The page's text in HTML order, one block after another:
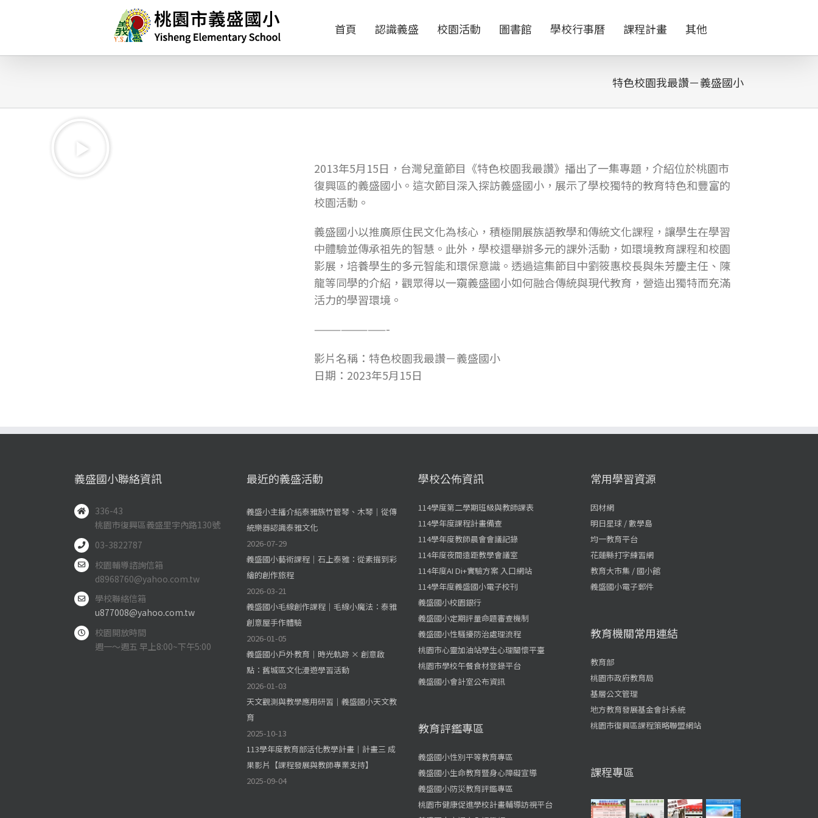
首頁 認識義盛 校園活動 圖書館 學校行事曆 課程計畫 其他
特色校園我最讚－義盛國小
2013年5月15日，台灣兒童節目《特色校園我最讚》播出了一集專題，介紹位於桃園市
復興區的義盛國小。 這次節目深入探訪義盛國小，展示了學校獨特的教育特色和豐富的
校園活動。
義盛國小以推廣原住民文化為核心，積極開展族語教學和傳統文化課程，讓學生在學習
中體驗並傳承祖先的智慧。此外，學校還舉辦多元的課外活動，如環境教育課程和校園
影展，培養學生的多元智能和環保意識。透過這集節目中劉筱惠校長與朱芳慶主任、陳
龍等同學的介紹，觀眾得以一窺義盛國小如何融合傳統與現代教育，營造出獨特而充滿
活力的學習環境。
————————-
影片名稱： 特色校園我最讚－義盛國小
日期：2023年5月15日
義盛國小聯絡資訊
336-43
桃園市復興區義盛里宇內路130號
03-3822787
校園輔導諮詢信箱
d8968760@yahoo.com.tw
學校聯絡信箱
u877008@yahoo.com.tw
校園開放時間
週一～週五 早上8:00~下午5:00
最近的義盛活動
義盛小主播介紹泰雅族竹管琴、木琴｜從傳
統樂器認識泰雅文化
2026-07-29
義盛國小藝術課程｜石上泰雅：從素描到彩
繪的創作旅程
2026-03-21
義盛國小毛線創作課程｜毛線小魔法：泰雅
創意屋手作體驗
2026-01-05
義盛國小戶外教育｜時光軌跡 × 創意啟
點：舊城區文化漫遊學習活動
2026-01-03
天文觀測與教學應用研習｜義盛國小天文教
育
2025-10-13
113學年度教育部活化教學計畫｜計畫三 成
果影片【課程發展與教師專業支持】
2025-09-04
學校公佈資訊
114學度第二學期班級與教師課表
114學年度課程計畫備查
114學年度教師晨會會議記錄
114年度夜間遠距教學會議室
114年度AI Di+實驗方案 入口網站
114學年度義盛國小電子校刊
義盛國小校園銀行
義盛國小定期評量命題審查機制
義盛國小性騷擾防治處理流程
桃園市心靈加油站學生心理關懷平臺
桃園市學校午餐食材登錄平台
義盛國小會計室公布資訊
教育評鑑專區
義盛國小性別平等教育專區
義盛國小生命教育暨身心障礙宣導
義盛國小防災教育評鑑專區
桃園市健康促進學校計畫輔導訪視平台
常用學習資源
因材網
明日星球 / 數學島
均一教育平台
花蓮縣打字練習網
教育大市集 / 國小館
義盛國小電子郵件
教育機關常用連結
教育部
桃園市政府教育局
基層公文管理
地方教育發展基金會計系統
桃園市復興區課程策略聯盟網站
課程專區